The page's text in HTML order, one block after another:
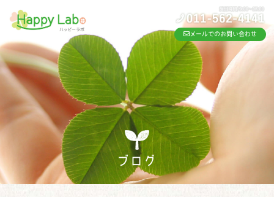
メールでのお問い合わせ
ブログ